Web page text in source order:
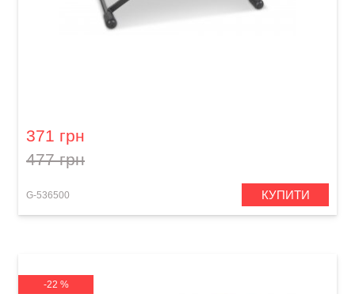
371 грн
477 грн
G-536500 КУПИТИ
-22 %